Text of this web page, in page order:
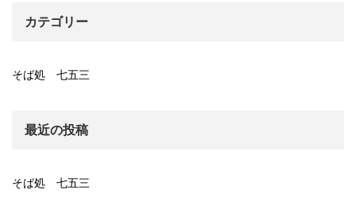
カテゴリー
そば処 七五三
最近の投稿
そば処 七五三